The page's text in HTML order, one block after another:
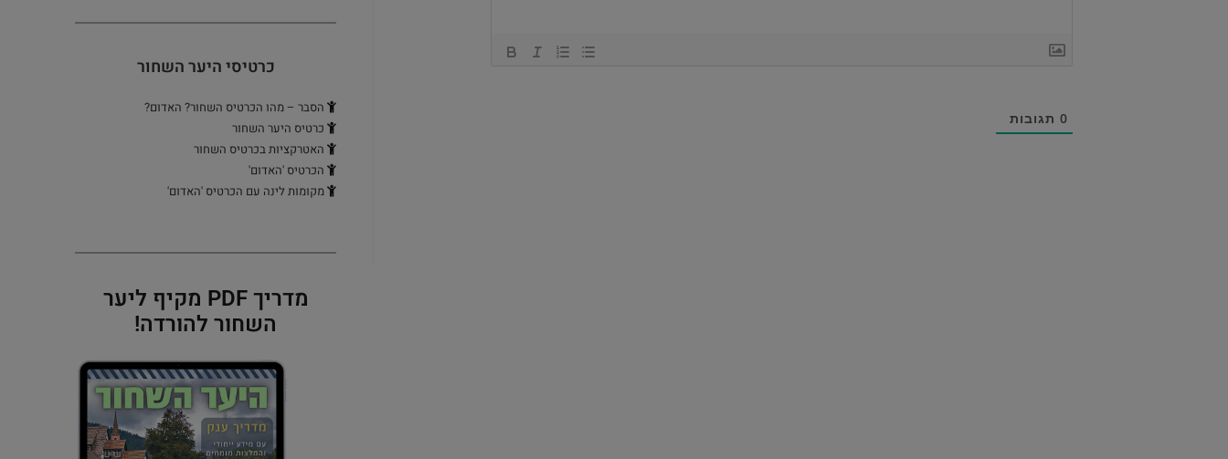
0תגובות
כרטיסי היער השחור
הסבר – מהו הכרטיס השחור? האדום?
כרטיס היער השחור
האטרקציות בכרטיס השחור
הכרטיס 'האדום'
מקומות לינה עם הכרטיס 'האדום'
מדריך PDF מקיף ליער
השחור להורדה!